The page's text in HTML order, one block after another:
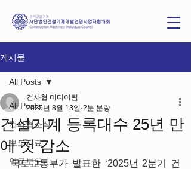
게시물
All Posts
건사협소식
보도자료
언로보도
All Posts
건설기계 등록대수 25년 만
에 첫 감소
건사협 미디어팀
2025년 8월 13일 2분 분량
국토교통부가 발표한 ‘2025년 2분기 건